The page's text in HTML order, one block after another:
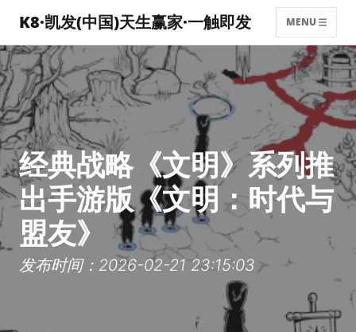
K8·凯发(中国)天生赢家·一触即发 MENU
经典战略《文明》系列推
出手游版《文明：时代与
盟友》
发布时间：2026-02-21 23:15:03